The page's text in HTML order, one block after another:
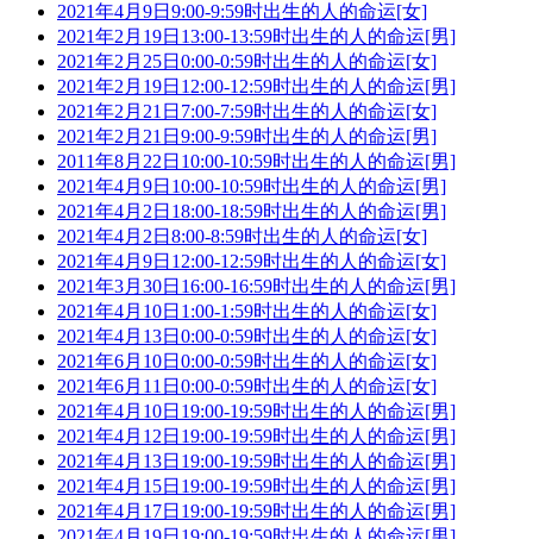
2021年4月9日9:00-9:59时出生的人的命运[女]
2021年2月19日13:00-13:59时出生的人的命运[男]
2021年2月25日0:00-0:59时出生的人的命运[女]
2021年2月19日12:00-12:59时出生的人的命运[男]
2021年2月21日7:00-7:59时出生的人的命运[女]
2021年2月21日9:00-9:59时出生的人的命运[男]
2011年8月22日10:00-10:59时出生的人的命运[男]
2021年4月9日10:00-10:59时出生的人的命运[男]
2021年4月2日18:00-18:59时出生的人的命运[男]
2021年4月2日8:00-8:59时出生的人的命运[女]
2021年4月9日12:00-12:59时出生的人的命运[女]
2021年3月30日16:00-16:59时出生的人的命运[男]
2021年4月10日1:00-1:59时出生的人的命运[女]
2021年4月13日0:00-0:59时出生的人的命运[女]
2021年6月10日0:00-0:59时出生的人的命运[女]
2021年6月11日0:00-0:59时出生的人的命运[女]
2021年4月10日19:00-19:59时出生的人的命运[男]
2021年4月12日19:00-19:59时出生的人的命运[男]
2021年4月13日19:00-19:59时出生的人的命运[男]
2021年4月15日19:00-19:59时出生的人的命运[男]
2021年4月17日19:00-19:59时出生的人的命运[男]